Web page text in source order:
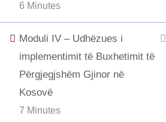
6 Minutes
Moduli IV – Udhëzues i
implementimit të Buxhetimit të
Përgjegjshëm Gjinor në
Kosovë
7 Minutes